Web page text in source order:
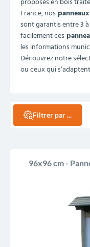
France, nos
sont garantis entre 3
facilement ces
les informations
Découvrez notre
ou ceux qui
Filtrer par ...
96x96 cm -